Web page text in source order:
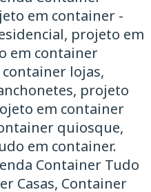
em container -
projeto em
em container
lojas,
projeto
em container
quiosque,
em container.
Container ​Tudo
Casas, Container